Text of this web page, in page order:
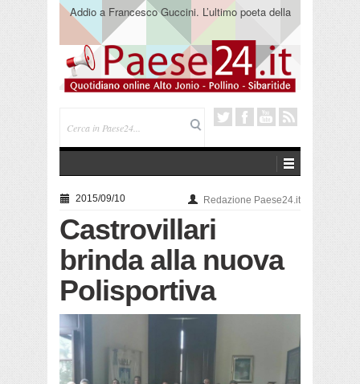
Saracena. Presentato “America”, il romanzo di Luigi
Pandolfi che racconta l’emigrazione
2015/09/10 Redazione Paese24.it
Castrovillari
brinda alla nuova
Polisportiva